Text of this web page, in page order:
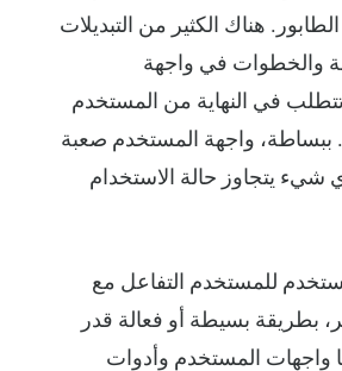
هناك الكثير من التبديلات
والخطوات في واجهة
في النهاية من المستخدم
واجهة المستخدم صعبة
شيء يتجاوز حالة الاستخدام
للمستخدم التفاعل مع
بطريقة بسيطة أو فعالة قدر
واجهات المستخدم وأدوات